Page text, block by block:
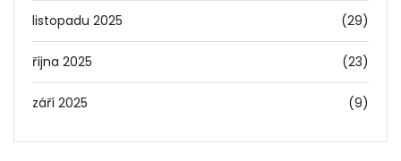
listopadu 2025 (29)
října 2025 (23)
září 2025 (9)